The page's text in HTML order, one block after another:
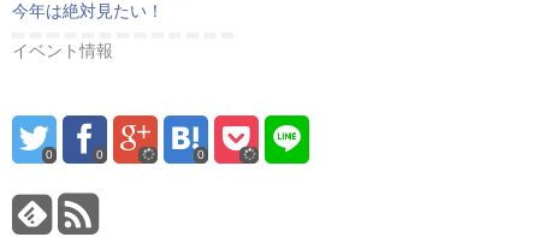
今年は絶対見たい！
イベント情報
0 0 0